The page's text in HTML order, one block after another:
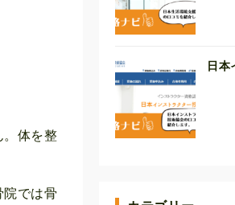
。体を整
では骨
日本